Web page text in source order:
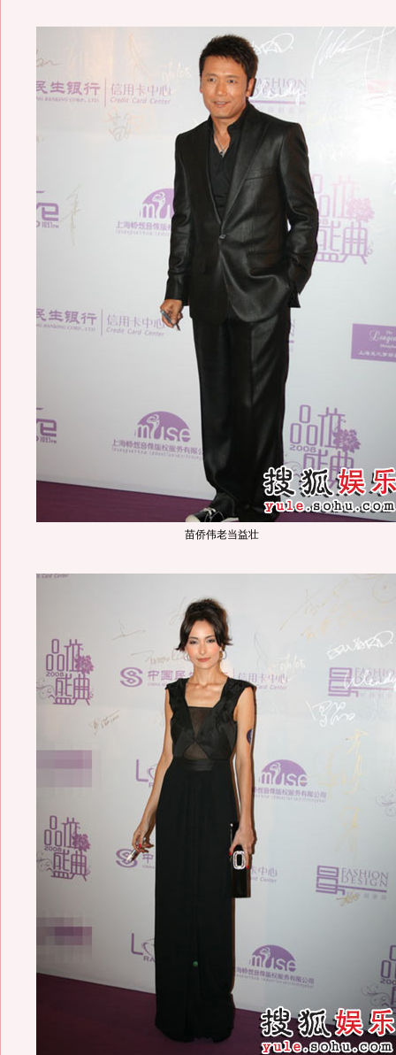
苗侨伟老当益壮